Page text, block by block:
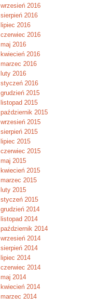
wrzesień 2016
sierpień 2016
lipiec 2016
czerwiec 2016
maj 2016
kwiecień 2016
marzec 2016
luty 2016
styczeń 2016
grudzień 2015
listopad 2015
październik 2015
wrzesień 2015
sierpień 2015
lipiec 2015
czerwiec 2015
maj 2015
kwiecień 2015
marzec 2015
luty 2015
styczeń 2015
grudzień 2014
listopad 2014
październik 2014
wrzesień 2014
sierpień 2014
lipiec 2014
czerwiec 2014
maj 2014
kwiecień 2014
marzec 2014